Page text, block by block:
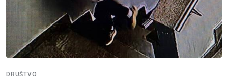
DRUŠTVO